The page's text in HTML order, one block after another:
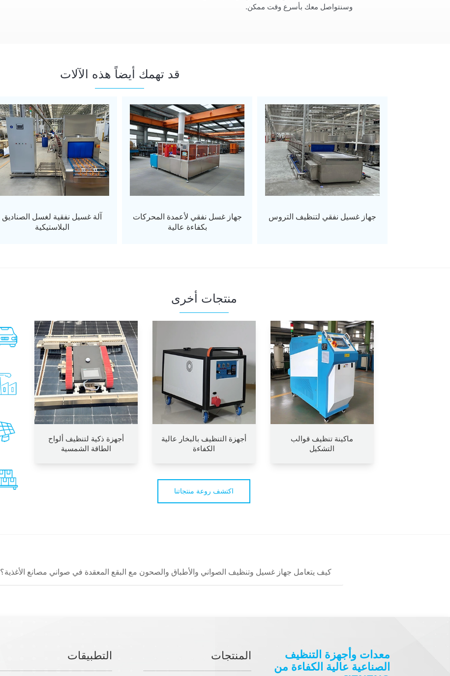
وسنتواصل معك بأسرع وقت ممكن.
قد تهمك أيضاً هذه الآلات
جهاز غسيل نفقي لتنظيف التروس
جهاز غسل نفقي لأعمدة المحركات
بكفاءة عالية
آلة غسيل نفقية لغسل الصناديق
البلاستيكية
منتجات أخرى
ماكينة تنظيف قوالب
التشكيل
أجهزة التنظيف بالبخار عالية
الكفاءة
أجهزة ذكية لتنظيف ألواح
الطاقة الشمسية
اكتشف روعة منتجاتنا
كيف يتعامل جهاز غسيل وتنظيف الصواني والأطباق والصحون مع البقع المعقدة في صواني مصانع الأغذية؟
معدات وأجهزة التنظيف
الصناعية عالية الكفاءة من
المنتجات التطبيقات